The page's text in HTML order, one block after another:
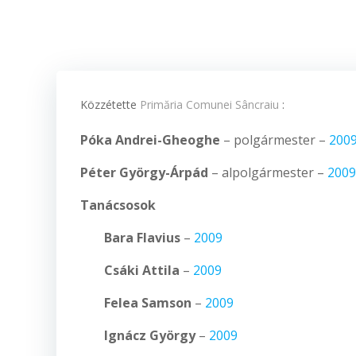
Közzétette Primăria Comunei Sâncraiu :
Póka Andrei-Gheoghe – polgármester –
Péter György-Árpád – alpolgármester – 2009
Tanácsosok
Bara Flavius – 2009
Csáki Attila – 2009
Felea Samson – 2009
Ignácz György – 2009